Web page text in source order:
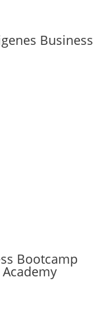
Business
Bootcamp